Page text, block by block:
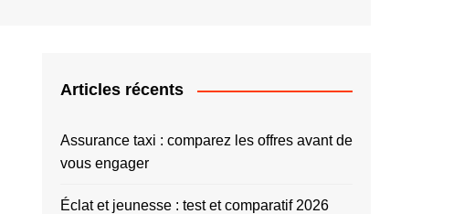
Articles récents
Assurance taxi : comparez les offres avant de
vous engager
Éclat et jeunesse : test et comparatif 2026